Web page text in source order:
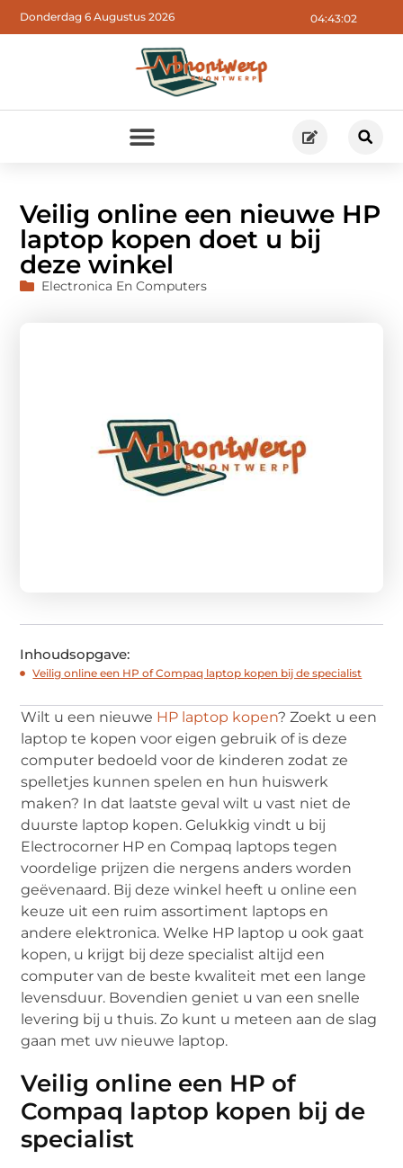
04:43:03
Donderdag 6 Augustus 2026
Veilig online een nieuwe HP
laptop kopen doet u bij
deze winkel
Electronica En Computers
Inhoudsopgave:
Veilig online een HP of Compaq laptop kopen bij de specialist
Wilt u een nieuwe HP laptop kopen? Zoekt u een
laptop te kopen voor eigen gebruik of is deze
computer bedoeld voor de kinderen zodat ze
spelletjes kunnen spelen en hun huiswerk
maken? In dat laatste geval wilt u vast niet de
duurste laptop kopen. Gelukkig vindt u bij
Electrocorner HP en Compaq laptops tegen
voordelige prijzen die nergens anders worden
geëvenaard. Bij deze winkel heeft u online een
keuze uit een ruim assortiment laptops en
andere elektronica. Welke HP laptop u ook gaat
kopen, u krijgt bij deze specialist altijd een
computer van de beste kwaliteit met een lange
levensduur. Bovendien geniet u van een snelle
levering bij u thuis. Zo kunt u meteen aan de slag
gaan met uw nieuwe laptop.
Veilig online een HP of
Compaq laptop kopen bij de
specialist